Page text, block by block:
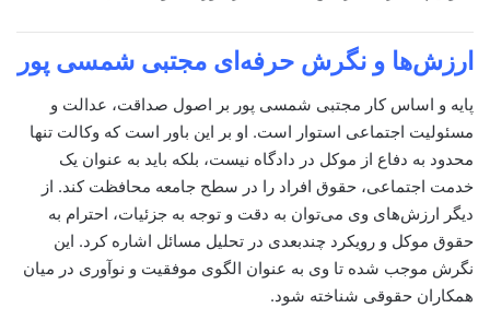
ارزش‌ها و نگرش حرفه‌ای مجتبی شمسی پور
پایه و اساس کار مجتبی شمسی پور بر اصول صداقت، عدالت و
مسئولیت اجتماعی استوار است. او بر این باور است که وکالت تنها
محدود به دفاع از موکل در دادگاه نیست، بلکه باید به عنوان یک
خدمت اجتماعی، حقوق افراد را در سطح جامعه محافظت کند. از
دیگر ارزش‌های وی می‌توان به دقت و توجه به جزئیات، احترام به
حقوق موکل و رویکرد چندبعدی در تحلیل مسائل اشاره کرد. این
نگرش موجب شده تا وی به عنوان الگوی موفقیت و نوآوری در میان
همکاران حقوقی شناخته شود.